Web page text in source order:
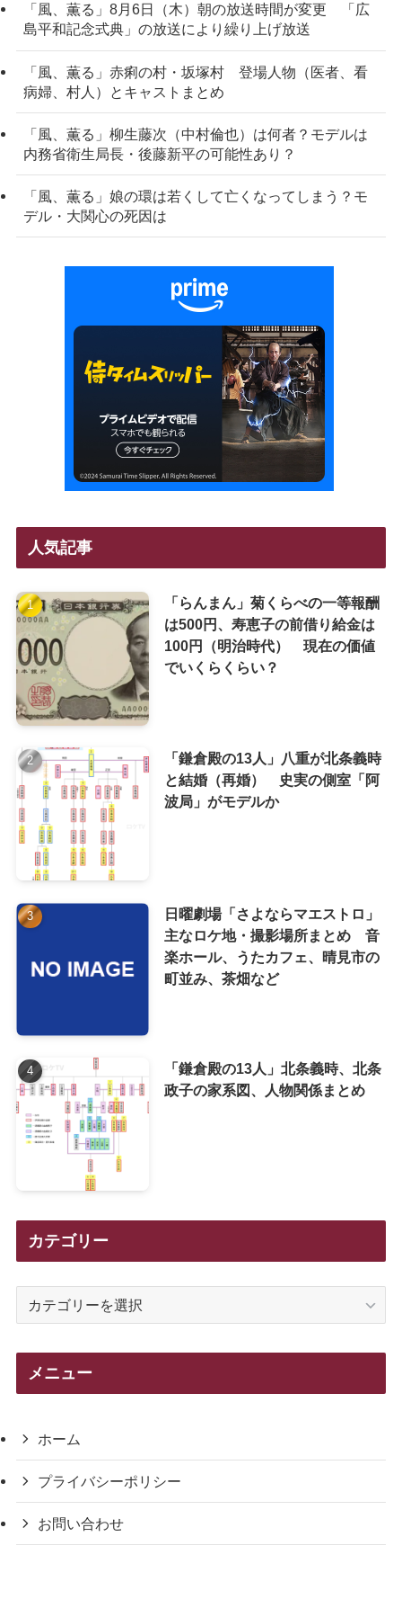
「風、薫る」8月6日（木）朝の放送時間が変更 「広
島平和記念式典」の放送により繰り上げ放送
「風、薫る」赤痢の村・坂塚村 登場人物（医者、看
病婦、村人）とキャストまとめ
「風、薫る」柳生藤次（中村倫也）は何者？モデルは
内務省衛生局長・後藤新平の可能性あり？
「風、薫る」娘の環は若くして亡くなってしまう？モ
デル・大関心の死因は
人気記事
「らんまん」菊くらべの一等報酬
は500円、寿恵子の前借り給金は
100円（明治時代） 現在の価値
でいくらくらい？
「鎌倉殿の13人」八重が北条義時
と結婚（再婚） 史実の側室「阿
波局」がモデルか
日曜劇場「さよならマエストロ」
主なロケ地・撮影場所まとめ 音
楽ホール、うたカフェ、晴見市の
町並み、茶畑など
「鎌倉殿の13人」北条義時、北条
政子の家系図、人物関係まとめ
カテゴリー
メニュー
ホーム
プライバシーポリシー
お問い合わせ